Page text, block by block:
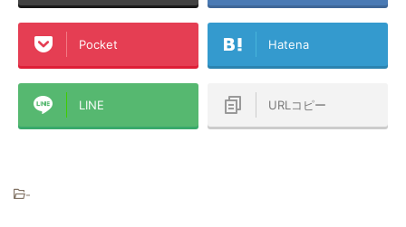
Pocket Hatena
LINE URLコピー
-